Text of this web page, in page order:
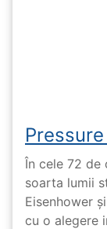
În cele 72 de
soarta lumii
Eisenhower
cu o alegere